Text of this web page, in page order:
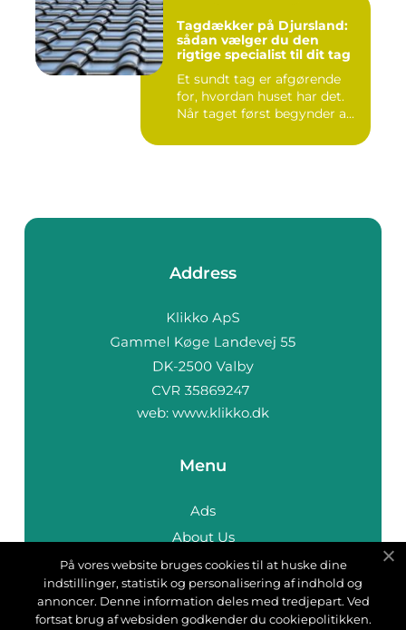
Tagdækker på Djursland:
sådan vælger du den
rigtige specialist til dit tag
Et sundt tag er afgørende
for, hvordan huset har det.
Når taget først begynder a...
Address
web: www.klikko.dk
Menu
Ads
About Us
Cookies
Contact
Sitemap
På vores website bruges cookies til at huske dine
indstillinger, statistik og personalisering af indhold og
annoncer. Denne information deles med tredjepart. Ved
fortsat brug af websiden godkender du cookiepolitikken.